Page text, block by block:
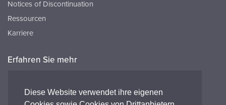
Diese Website verwendet ihre eigenen
Notices of Discontinuation
Ressourcen
Karriere
Erfahren Sie mehr
FAQ's